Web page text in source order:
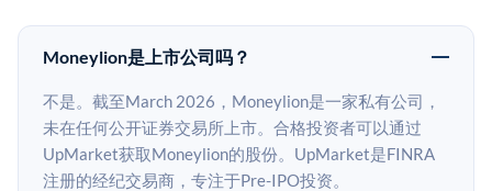
Moneylion是上市公司吗？
不是。截至March 2026，Moneylion是一家私有公司，
未在任何公开证券交易所上市。合格投资者可以通过
UpMarket获取Moneylion的股份。UpMarket是FINRA
注册的经纪交易商，专注于Pre-IPO投资。